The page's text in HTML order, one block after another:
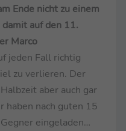
Ende nicht zu einem
auf den 11.
Marco
jeden Fall richtig
zu verlieren. Der
aber auch gar
haben nach guten 15
eingeladen…